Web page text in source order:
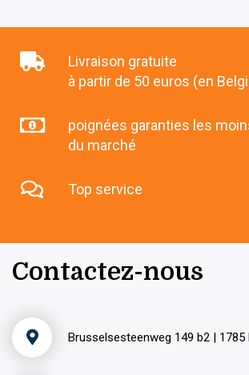
Livraison gratuite
à partir de 50 euros (en
poignées garanties les
du marché
Top service
Contactez-nous
Brusselsesteenweg 149 b2 | 1785